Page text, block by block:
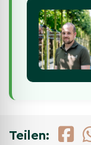
Teilen: